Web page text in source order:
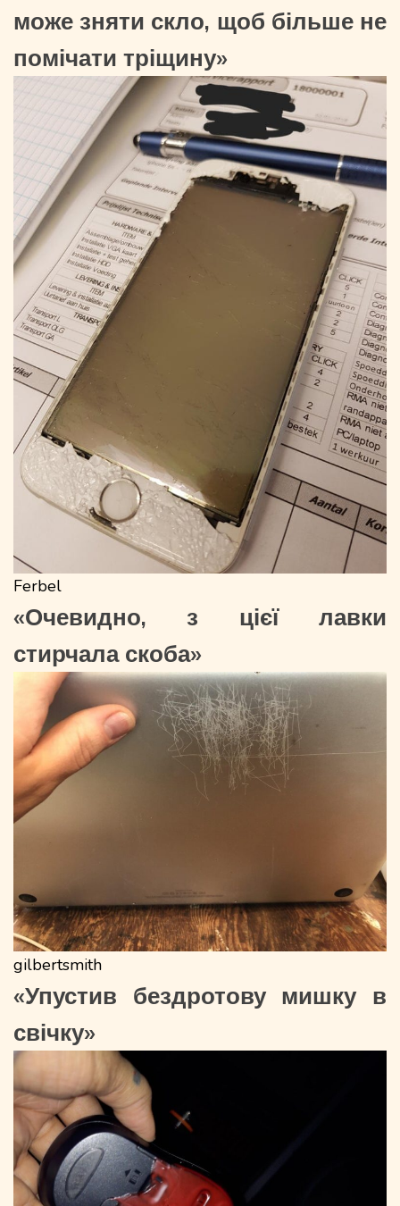
може зняти скло, щоб більше не
помічати тріщину»
Ferbel
«Очевидно, з цієї лавки
стирчала скоба»
gilbertsmith
«Упустив бездротову мишку в
свічку»